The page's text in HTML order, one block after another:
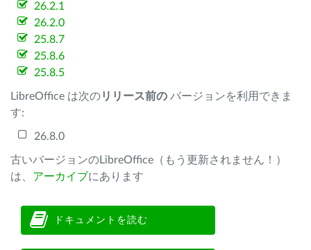
26.2.1
26.2.0
25.8.7
25.8.6
25.8.5
LibreOffice は次のリリース前の バージョンを利用できま
す:
26.8.0
古いバージョンのLibreOffice（もう更新されません！）
は、 アーカイブにあります
ドキュメントを読む